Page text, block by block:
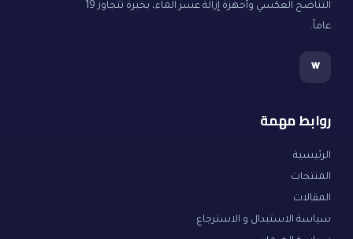
التناضح العكسي وأجهزة إزالة عسر الماء، بخبرة تتجاوز 19
عاماً.
w
روابط مهمة
الرئيسية
المنتجات
المقالات
سياسة الاستبدال و الاسترجاع